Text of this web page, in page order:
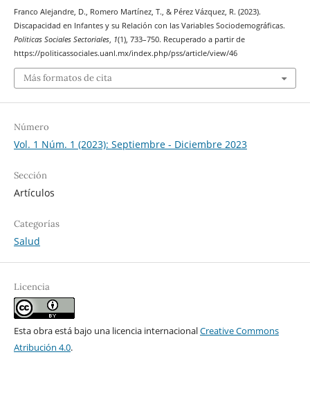
Franco Alejandre, D., Romero Martínez, T., & Pérez Vázquez, R. (2023).
Discapacidad en Infantes y su Relación con las Variables Sociodemográficas.
Politicas Sociales Sectoriales, 1(1), 733–750. Recuperado a partir de
https://politicassociales.uanl.mx/index.php/pss/article/view/46
Más formatos de cita
Número
Vol. 1 Núm. 1 (2023): Septiembre - Diciembre 2023
Sección
Artículos
Categorías
Salud
Licencia
Esta obra está bajo una licencia internacionalCreative Commons
Atribución 4.0.